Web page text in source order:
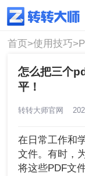
使用技巧
首页>使用技巧>
怎么把三个
平！
转转大师官网
在日常工作和
文件。有时，
将这些PDF文